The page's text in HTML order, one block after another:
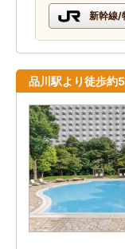
新幹線/
品川駅より徒歩約